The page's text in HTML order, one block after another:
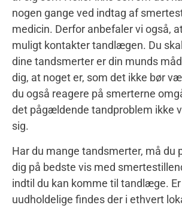
nogen gange ved indtag af
medicin. Derfor anbefaler vi også,
muligt kontakter tandlægen. Du
dine tandsmerter er din munds
dig, at noget er, som det ikke bør
du også reagere på smerterne
det pågældende tandproblem ikke
sig.
Har du mange tandsmerter, må du
dig på bedste vis med
indtil du kan komme til tandlæge.
uudholdelige findes der i ethvert